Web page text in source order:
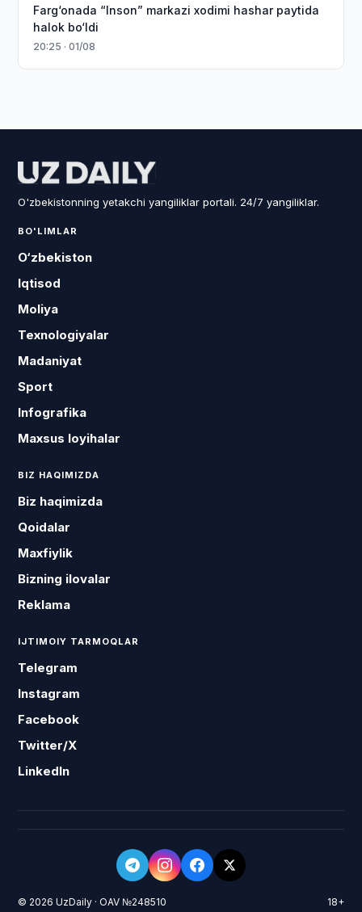
Farg‘onada “Inson” markazi xodimi hashar paytida
halok bo‘ldi
20:25 · 01/08
O'zbekistonning yetakchi yangiliklar portali. 24/7 yangiliklar.
BO'LIMLAR
O‘zbekiston
Iqtisod
Moliya
Texnologiyalar
Madaniyat
Sport
Infografika
Maxsus loyihalar
BIZ HAQIMIZDA
Biz haqimizda
Qoidalar
Maxfiylik
Bizning ilovalar
Reklama
IJTIMOIY TARMOQLAR
Telegram
Instagram
Facebook
Twitter/X
LinkedIn
© 2026 UzDaily · OAV №248510 18+